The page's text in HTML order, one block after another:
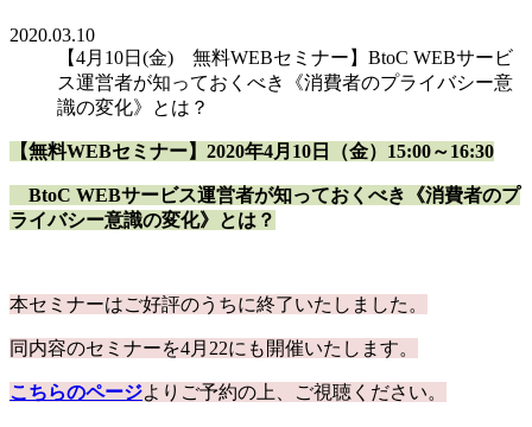
2020.03.10
【4月10日(金) 無料WEBセミナー】BtoC WEBサービ
ス運営者が知っておくべき《消費者のプライバシー意
識の変化》とは？
【無料WEBセミナー】2020年4月10日（金）15:00～16:30
BtoC WEBサービス運営者が知っておくべき《消費者のプ
ライバシー意識の変化》とは？
本セミナーはご好評のうちに終了いたしました。
同内容のセミナーを4月22にも開催いたします。
こちらのページよりご予約の上、ご視聴ください。